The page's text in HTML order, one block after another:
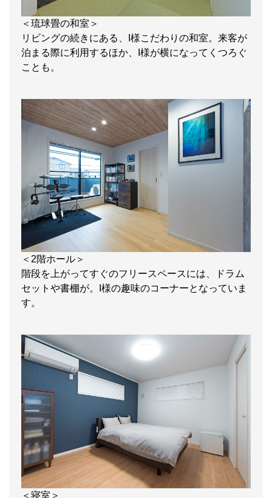
＜琉球畳の和室＞
リビングの続きにある、I様こだわりの和室。来客が
泊まる際に利用するほか、I様が横になってくつろぐ
ことも。
＜2階ホール＞
階段を上がってすぐのフリースペースには、ドラム
セットや書棚が。I様の趣味のコーナーとなっていま
す。
＜寝室＞